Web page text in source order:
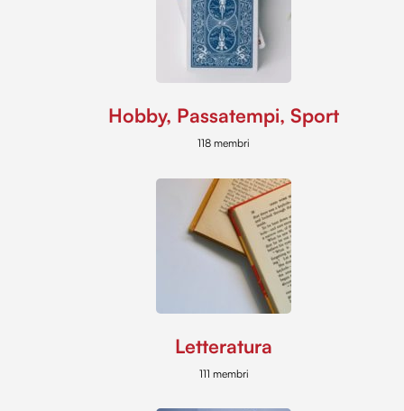
Hobby, Passatempi, Sport
118 membri
Letteratura
111 membri